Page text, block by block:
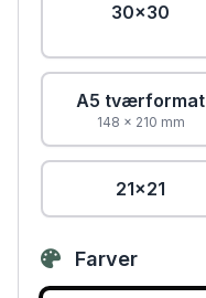
30x30
A5 tværformat
148 × 210 mm
21x21
Farver